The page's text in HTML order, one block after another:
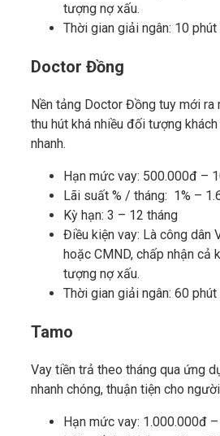
tượng nợ xấu.
Thời gian giải ngân: 10 phút
Doctor Đồng
Nền tảng Doctor Đồng tuy mới
thu hút khá nhiều đối tượng
nhanh.
Hạn mức vay: 500.000đ –
Lãi suất % / tháng: 1% –
Kỳ hạn: 3 – 12 tháng
Điều kiện vay: Là công dân
hoặc CMND, chấp nhận cả
tượng nợ xấu.
Thời gian giải ngân: 60 phút
Tamo
Vay tiền trả theo tháng qua ứng
nhanh chóng, thuận tiện cho
Hạn mức vay: 1.000.000đ